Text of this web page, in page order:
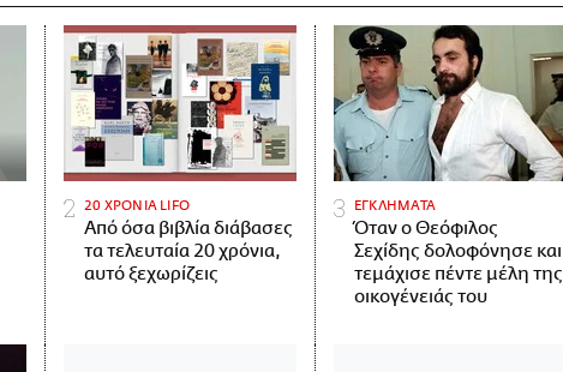
20 ΧΡΟΝΙΑ LIFO
Από όσα βιβλία διάβασες
τα τελευταία 20 χρόνια,
αυτό ξεχωρίζεις
ΕΓΚΛΗΜΑΤΑ
Όταν ο Θεόφιλος
Σεχίδης δολοφόνησε και
τεμάχισε πέντε μέλη της
οικογένειάς του